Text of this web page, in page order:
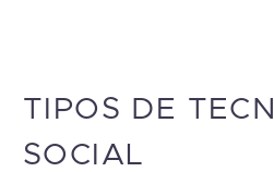
TIPOS DE
SOCIAL